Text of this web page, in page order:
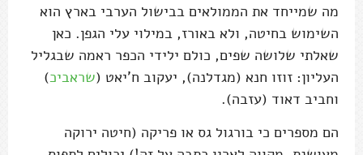
מה שמייחד את הממולאים בבישול הערבי בארץ הוא
השימוש בחיטה, ולא באורז, במילוי עלי הגפן. כאן
שאלתי שלושה שפים, כולם ילידי הכפר ראמה שבגליל
העליון: זוזו חנא (מגדלנה), יעקוב ח'יאט (שראביכ)
וחביב דאוד (עזבה).
הם מספרים כי בורגול גס או פריקה (חיטה ירוקה